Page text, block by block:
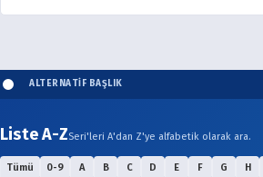
ALTERNATİF BAŞLIK
Liste A-ZSeri'leri A'dan Z'ye alfabetik olarak ara.
Tümü 0-9 A B C D E F G H